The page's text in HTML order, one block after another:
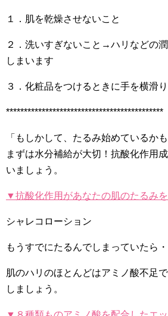
１．肌を乾燥させないこと
２．洗いすぎないこと→ハリなどの
しまいます
３．化粧品をつけるときに手を横滑
********************************************
「もしかして、たるみ始めているか
まずは水分補給が大切！抗酸化作用
いましょう。
▼抗酸化作用があなたの肌のたるみ
シャレコローション
もうすでにたるんでしまっていたら・
肌のハリのほとんどはアミノ酸不足
しましょう。